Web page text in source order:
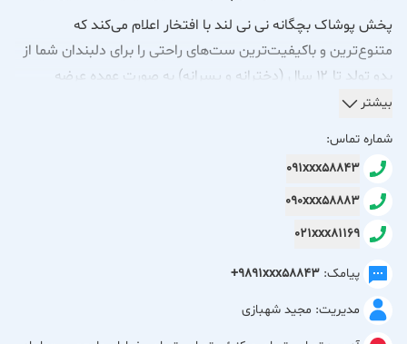
پخش پوشاک بچگانه نی نی لند با افتخار اعلام می‌کند که
متنوع‌ترین و باکیفیت‌ترین ست‌های راحتی را برای دلبندان شما از
بدو تولد تا ۱۲ سال (دخترانه و پسرانه) به صورت عمده عرضه
می‌نماید.
ما در نی نی لند، به خوبی از اهمیت راحتی، کیفیت و زیبایی در
لباس کودکان آگاهیم. به همین دلیل، با دقت فراوان در انتخاب
پارچه‌ها، طراحی‌ها و فرآیندهای تولید، مجموعه‌ای بی‌نظیر را گرد هم
آورده‌ایم تا رضایت شما و کودکانتان را جلب کنیم.
چرا نی نی لند را برای خرید عمده پوشاک بچگانه انتخاب کنید؟
بیشتر
شماره تماس:
091xxx58843
090xxx58883
021xxx81169
پیامک: +9891xxx58843
مدیریت: مجید شهبازی